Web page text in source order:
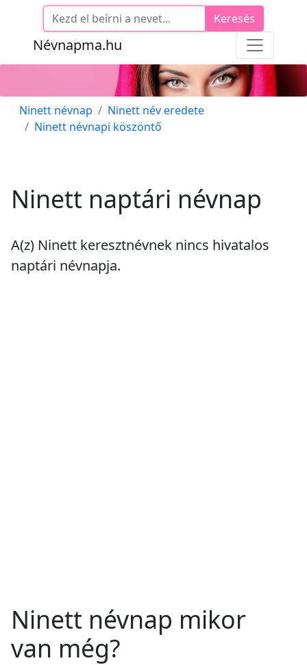
Névnapma.hu
Keresés
Ninett névnap
Ninett név eredete
Ninett névnapi köszöntő
Ninett naptári névnap
A(z) Ninett keresztnévnek nincs hivatalos
naptári névnapja.
Ninett névnap mikor
van még?